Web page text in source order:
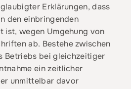
Erklärungen, dass
den einbringenden
ist, wegen Umgehung von
ab. Bestehe zwischen
Betriebs bei gleichzeitiger
ein zeitlicher
unmittelbar davor